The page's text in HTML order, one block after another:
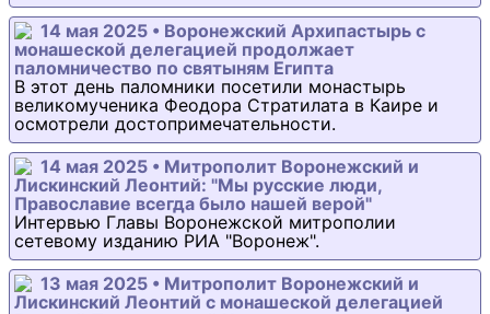
14 мая 2025 • Воронежский Архипастырь с
монашеской делегацией продолжает
паломничество по святыням Египта
В этот день паломники посетили монастырь
великомученика Феодора Стратилата в Каире и
осмотрели достопримечательности.
14 мая 2025 • Митрополит Воронежский и
Лискинский Леонтий: "Мы русские люди,
Православие всегда было нашей верой"
Интервью Главы Воронежской митрополии
сетевому изданию РИА "Воронеж".
13 мая 2025 • Митрополит Воронежский и
Лискинский Леонтий с монашеской делегацией